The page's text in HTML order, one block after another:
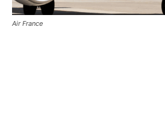
Air France